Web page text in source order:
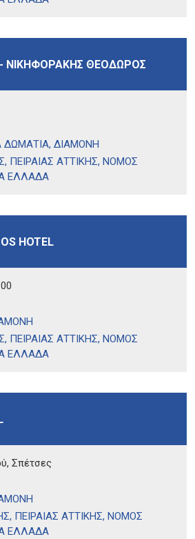
- ΝΙΚΗΦΟΡΑΚΗΣ ΘΕΟΔΩΡΟΣ
ΔΩΜΑΤΙΑ, ΔΙΑΜΟΝΗ
, ΠΕΙΡΑΙΑΣ ΑΤΤΙΚΗΣ, ΝΟΜΟΣ
ΕΛΛΑΔΑ
HOTEL
, ΠΕΙΡΑΙΑΣ ΑΤΤΙΚΗΣ, ΝΟΜΟΣ
ΕΛΛΑΔΑ
Σπέτσες
, ΠΕΙΡΑΙΑΣ ΑΤΤΙΚΗΣ, ΝΟΜΟΣ
ΕΛΛΑΔΑ